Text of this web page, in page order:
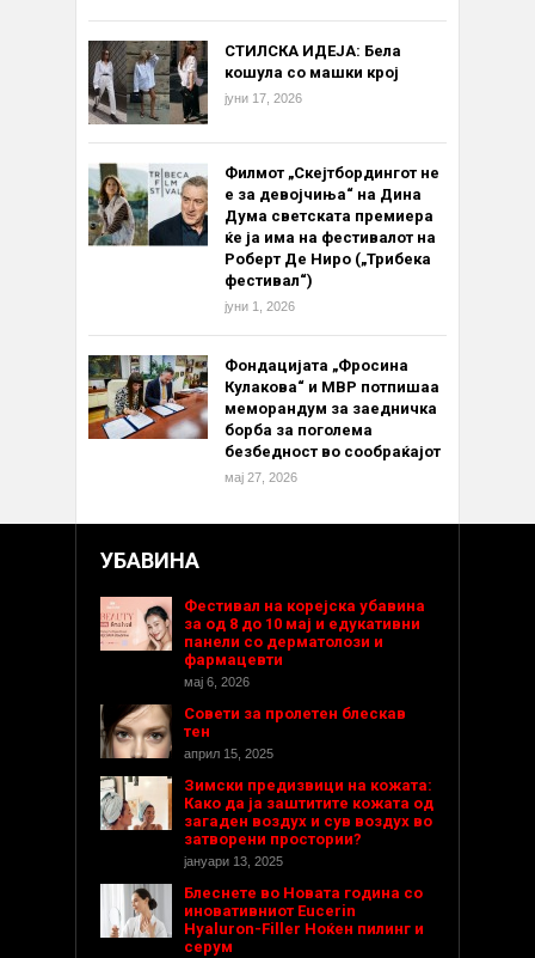
СТИЛСКА ИДЕЈА: Бела
кошула со машки крој
јуни 17, 2026
Филмот „Скејтбордингот не
е за девојчиња“ на Дина
Дума светската премиера
ќе ја има на фестивалот на
Роберт Де Ниро („Трибека
фестивал“)
јуни 1, 2026
Фондацијата „Фросина
Кулакова“ и МВР потпишаа
меморандум за заедничка
борба за поголема
безбедност во сообраќајот
мај 27, 2026
УБАВИНА
Фестивал на корејска убавина
за од 8 до 10 мај и едукативни
панели со дерматолози и
фармацевти
мај 6, 2026
Совети за пролетен блескав
тен
април 15, 2025
Зимски предизвици на кожата:
Како да ја заштитите кожата од
загаден воздух и сув воздух во
затворени простории?
јануари 13, 2025
Блеснете во Новата година со
иновативниот Eucerin
Hyaluron-Filler Ноќен пилинг и
серум